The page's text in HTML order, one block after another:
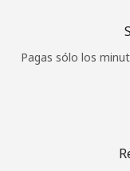
Pagas sólo los